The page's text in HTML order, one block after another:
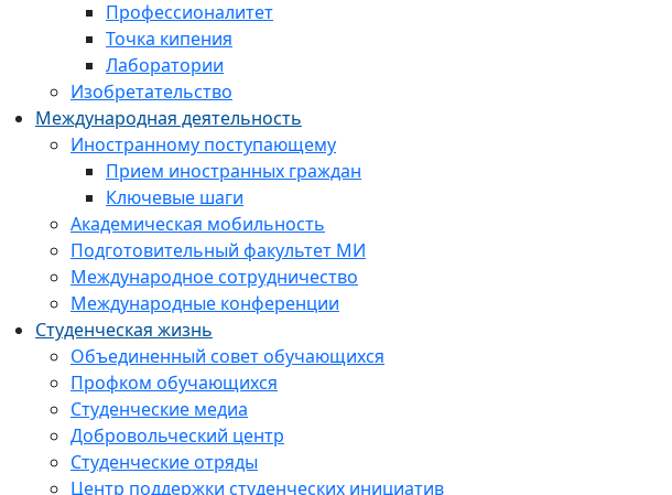
Профессионалитет
Точка кипения
Лаборатории
Изобретательство
Международная деятельность
Иностранному поступающему
Прием иностранных граждан
Ключевые шаги
Академическая мобильность
Подготовительный факультет МИ
Международное сотрудничество
Международные конференции
Студенческая жизнь
Объединенный совет обучающихся
Профком обучающихся
Студенческие медиа
Добровольческий центр
Студенческие отряды
Центр поддержки студенческих инициатив